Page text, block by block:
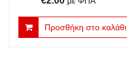
price
was:
τρέχουσα
τιμή
Προσθήκη στο καλάθι